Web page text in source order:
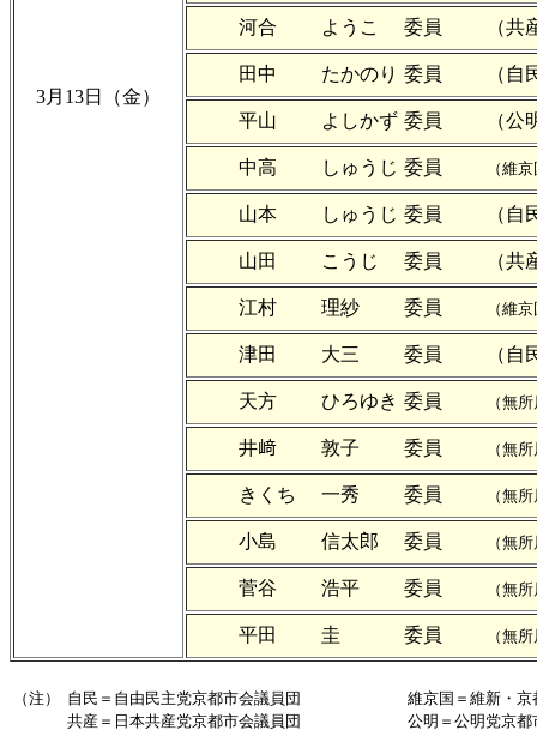
3月13日（金）
河合 ようこ 委員 （共
田中 たかのり 委員 （自
平山 よしかず 委員 （公
中高 しゅうじ 委員 （維
山本 しゅうじ 委員 （自
山田 こうじ 委員 （共
江村 理紗 委員 （維
津田 大三 委員 （自
天方 ひろゆき 委員 （無
井﨑 敦子 委員 （無
きくち 一秀 委員 （無
小島 信太郎 委員 （無
菅谷 浩平 委員 （無
平田 圭 委員 （無
（注）
自民＝自由民主党京都市会議員団
共産＝日本共産党京都市会議員団
維京国＝維新・
公明＝公明党京都